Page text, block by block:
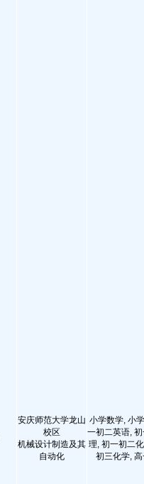
安庆师范大学龙山
校区
机械设计制造及其
自动化
小学数学, 小
一初二英语,
理, 初一初二
初三化学,